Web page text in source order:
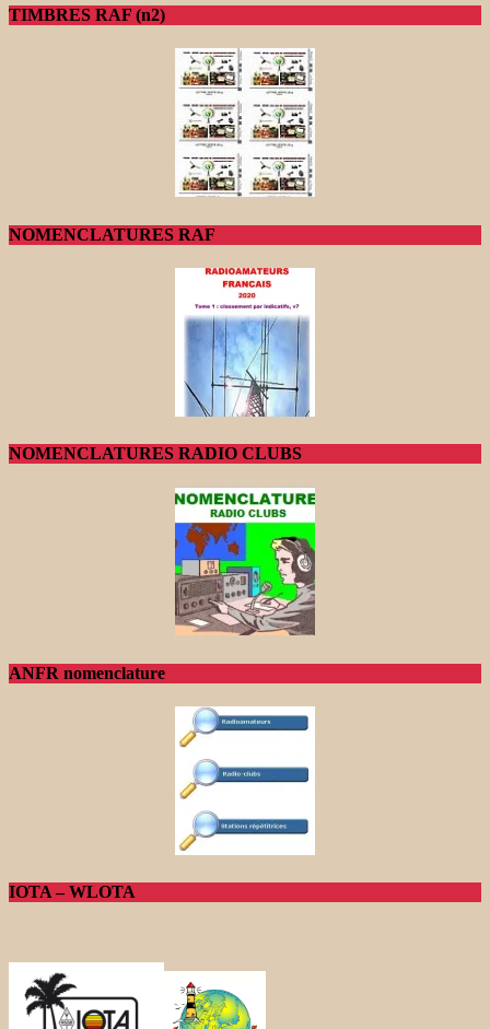
TIMBRES RAF (n2)
NOMENCLATURES RAF
NOMENCLATURES RADIO CLUBS
ANFR nomenclature
IOTA – WLOTA